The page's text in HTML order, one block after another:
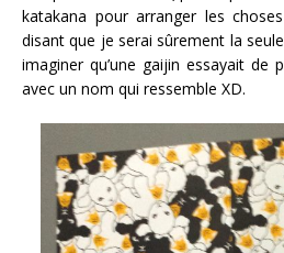
katakana pour arranger les
disant que je serai sûrement la
imaginer qu’une gaijin essayait de
avec un nom qui ressemble XD.